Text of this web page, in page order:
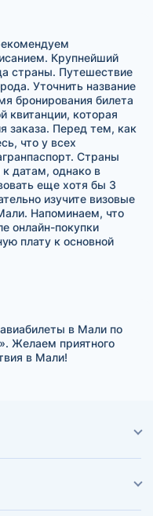
Крупнейший
страны. Путешествие
Уточнить название
бронирования билета
которая
заказа. Перед тем, как
что у всех
Страны
датам, однако в
еще хотя бы 3
изучите визовые
Напоминаем, что
онлайн-покупки
плату к основной
в Мали по
Желаем приятного
в Мали!